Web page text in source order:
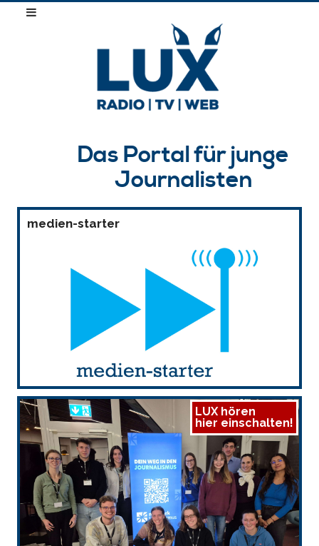
Das Portal für junge
Journalisten
medien-starter
LUX hören
hier einschalten!